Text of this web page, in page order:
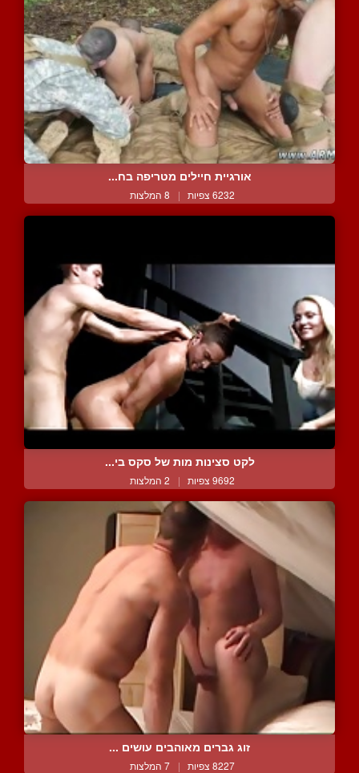
אורגיית חיילים מטריפה בח...
6232 צפיות | 8 המלצות
לקט סצינות מות של סקס בי...
9692 צפיות | 2 המלצות
זוג גברים מאוהבים עושים ...
8227 צפיות | 7 המלצות